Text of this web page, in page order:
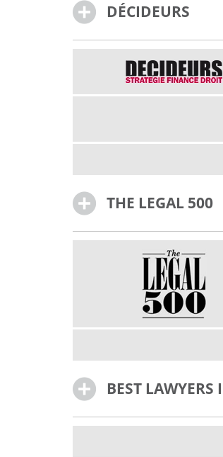
DÉCIDEURS
THE LEGAL 500
BEST LAWYERS